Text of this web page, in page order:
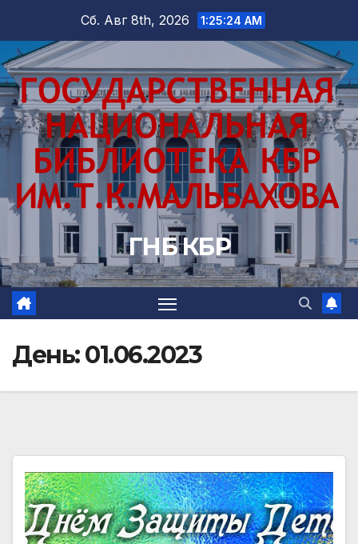
содержимому
Сб. Авг 8th, 2026 1:25:25 AM
ГНБ КБР
День:01.06.2023